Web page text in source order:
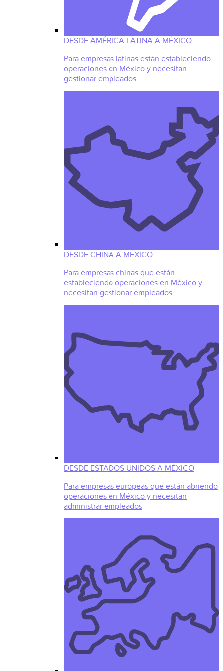
DESDE AMÉRICA LATINA A MÉXICO
Para empresas latinas están estableciendo
operaciones en México y necesitan
gestionar empleados.
DESDE CHINA A MÉXICO
Para empresas chinas que están
estableciendo operaciones en México y
necesitan gestionar empleados.
DESDE ESTADOS UNIDOS A MÉXICO
Para empresas europeas que están abriendo
operaciones en México y necesitan
administrar empleados